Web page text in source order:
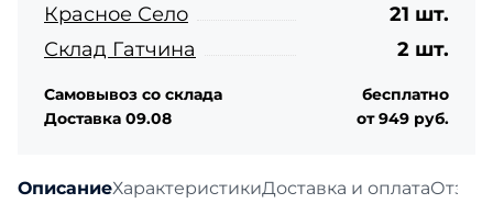
ОписаниеХарактеристикиДоставка и оплата
Красное Село
21 шт.
Склад Гатчина
2 шт.
Самовывоз со склада
бесплатно
Доставка 09.08
от 949 руб.